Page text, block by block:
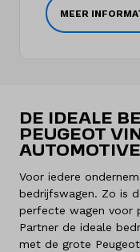
MEER
DE IDEALE
PEUGEOT
AUTOMOTIVE
Voor iedere
bedrijfswagen. Zo is
perfecte wagen voor
Partner de ideale
met de grote